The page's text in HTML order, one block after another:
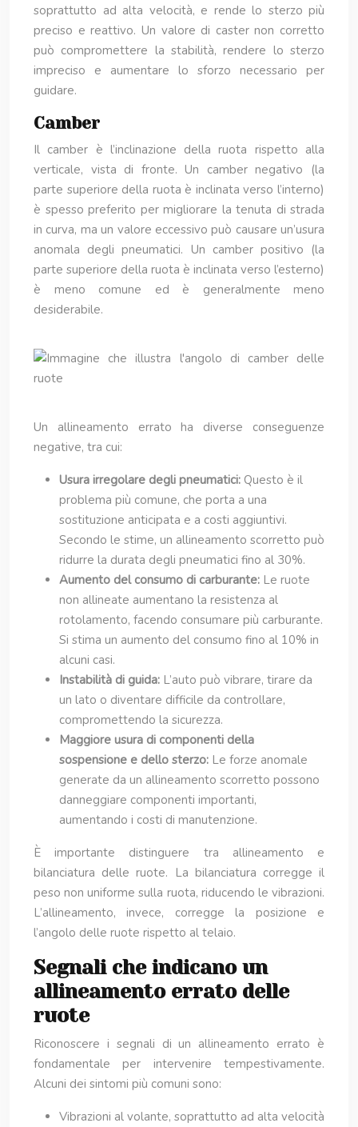
soprattutto ad alta velocità, e rende lo sterzo più
preciso e reattivo. Un valore di caster non corretto
può compromettere la stabilità, rendere lo sterzo
impreciso e aumentare lo sforzo necessario per
guidare.
Camber
Il camber è l’inclinazione della ruota rispetto alla
verticale, vista di fronte. Un camber negativo (la
parte superiore della ruota è inclinata verso l’interno)
è spesso preferito per migliorare la tenuta di strada
in curva, ma un valore eccessivo può causare un’usura
anomala degli pneumatici. Un camber positivo (la
parte superiore della ruota è inclinata verso l’esterno)
è meno comune ed è generalmente meno
desiderabile.
Un allineamento errato ha diverse conseguenze
negative, tra cui:
Usura irregolare degli pneumatici: Questo è il
problema più comune, che porta a una
sostituzione anticipata e a costi aggiuntivi.
Secondo le stime, un allineamento scorretto può
ridurre la durata degli pneumatici fino al 30%.
Aumento del consumo di carburante: Le ruote
non allineate aumentano la resistenza al
rotolamento, facendo consumare più carburante.
Si stima un aumento del consumo fino al 10% in
alcuni casi.
Instabilità di guida: L’auto può vibrare, tirare da
un lato o diventare difficile da controllare,
compromettendo la sicurezza.
Maggiore usura di componenti della
sospensione e dello sterzo: Le forze anomale
generate da un allineamento scorretto possono
danneggiare componenti importanti,
aumentando i costi di manutenzione.
È importante distinguere tra allineamento e
bilanciatura delle ruote. La bilanciatura corregge il
peso non uniforme sulla ruota, riducendo le vibrazioni.
L’allineamento, invece, corregge la posizione e
l’angolo delle ruote rispetto al telaio.
Segnali che indicano un
allineamento errato delle
ruote
Riconoscere i segnali di un allineamento errato è
fondamentale per intervenire tempestivamente.
Alcuni dei sintomi più comuni sono:
Vibrazioni al volante, soprattutto ad alta velocità